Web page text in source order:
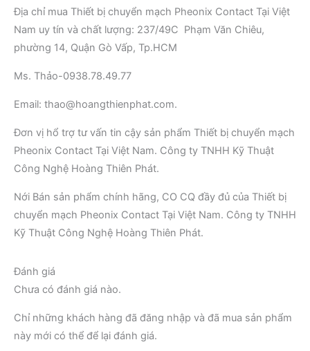
Địa chỉ mua Thiết bị chuyển mạch Pheonix Contact Tại Việt
Nam uy tín và chất lượng: 237/49C Phạm Văn Chiêu,
phường 14, Quận Gò Vấp, Tp.HCM
Ms. Thảo-0938.78.49.77
Email: thao@hoangthienphat.com.
Đơn vị hổ trợ tư vấn tin cậy sản phẩm Thiết bị chuyển mạch
Pheonix Contact Tại Việt Nam. Công ty TNHH Kỹ Thuật
Công Nghệ Hoàng Thiên Phát.
Nới Bán sản phẩm chính hãng, CO CQ đầy đủ của Thiết bị
chuyển mạch Pheonix Contact Tại Việt Nam. Công ty TNHH
Kỹ Thuật Công Nghệ Hoàng Thiên Phát.
Đánh giá
Chưa có đánh giá nào.
Chỉ những khách hàng đã đăng nhập và đã mua sản phẩm
này mới có thể để lại đánh giá.